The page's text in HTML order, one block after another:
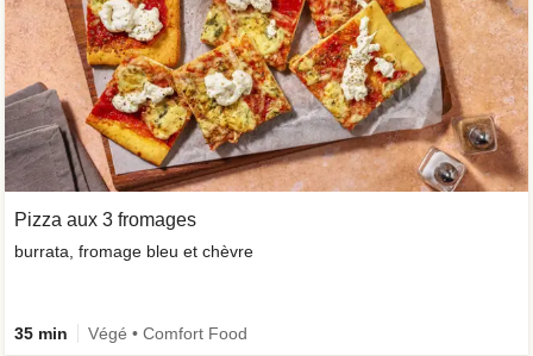
Pizza aux 3 fromages
burrata, fromage bleu et chèvre
35 min Végé • Comfort Food